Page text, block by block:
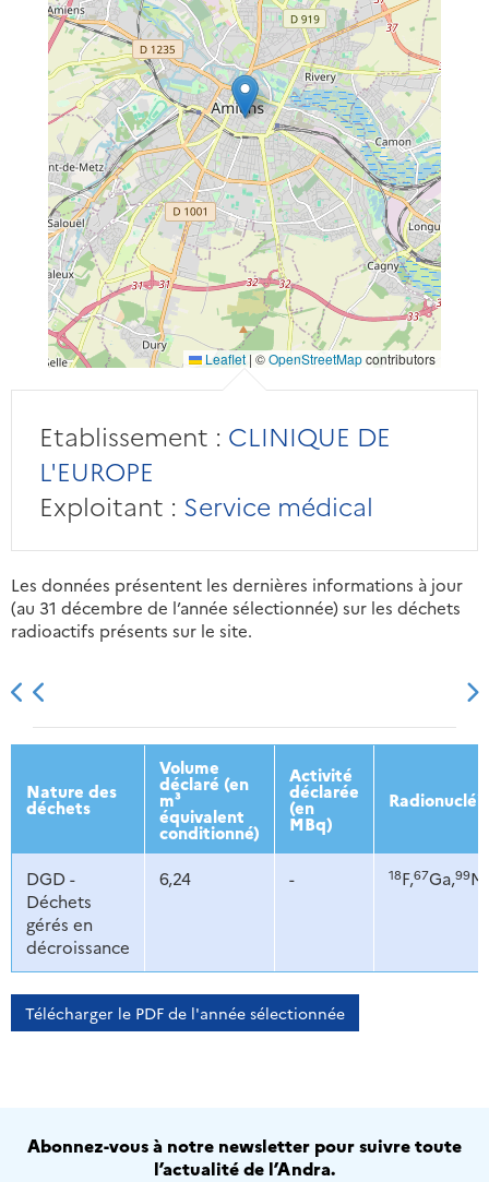
Leaflet | ©OpenStreetMapcontributors
Etablissement : CLINIQUE DE
L'EUROPE
Exploitant : Service médical
Les données présentent les dernières informations à jour
(au 31 décembre de l’année sélectionnée) sur les déchets
radioactifs présents sur le site.
2013 2014 2015 2016
Nature des
déchets
Volume
déclaré (en
m³
équivalent
conditionné)
Activité
déclarée
(en
MBq)
DGD -
Déchets
gérés en
décroissance
6,24 - 18F,67Ga,99
Télécharger le PDF de l'année sélectionnée
Abonnez-vous à notre newsletter pour suivre toute
l’actualité de l’Andra.